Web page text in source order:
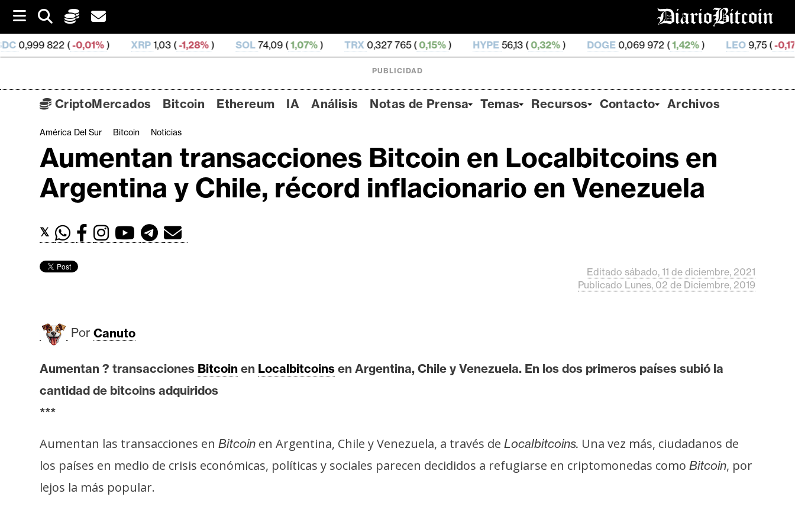
i
p
t
(-0,01%) XRP1,03 ( -1,28% ) SOL74,09 ( 1,07%) TRX0,327 765 (0,15%) HYPE56,13 ( 0,32%) DOGE0,069 972 (1,42%) LEO9,75 ( -0,17% ) ZEC
C
r
i
p
t
M
r
o
s
B
o
i
n
PUBLICIDAD
CriptoMercados Bitcoin Ethereum IA Análisis Notas de Prensa Temas Recursos Contacto Archivos
América Del Sur Bitcoin Noticias
Aumentan transacciones Bitcoin en Localbitcoins en
Argentina y Chile, récord inflacionario en Venezuela
𝕏
Editado sábado, 11 de diciembre, 2021
Publicado Lunes, 02 de Diciembre, 2019
Por Canuto
Aumentan ? transacciones Bitcoin en Localbitcoins en Argentina, Chile y Venezuela. En los dos primeros países subió la
cantidad de bitcoins adquiridos
***
Aumentan las transacciones en Bitcoin en Argentina, Chile y Venezuela, a través de Localbitcoins. Una vez más, ciudadanos de
los países en medio de crisis económicas, políticas y sociales parecen decididos a refugiarse en criptomonedas como Bitcoin, por
lejos la más popular.